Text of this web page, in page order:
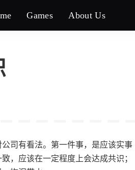
Games About Us
司有看法。第一件事，是应该实事
，应该在一定程度上会达成共识；